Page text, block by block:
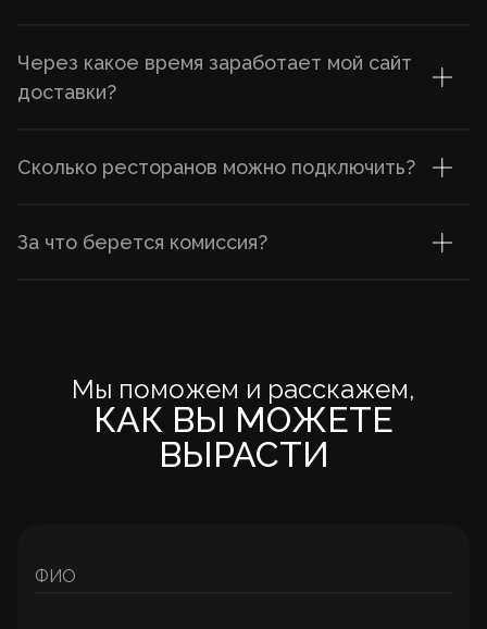
Через какое время заработает мой сайт
доставки?
Сколько ресторанов можно подключить?
За что берется комиссия?
Мы поможем и расскажем,
КАК ВЫ МОЖЕТЕ
ВЫРАСТИ
ФИО